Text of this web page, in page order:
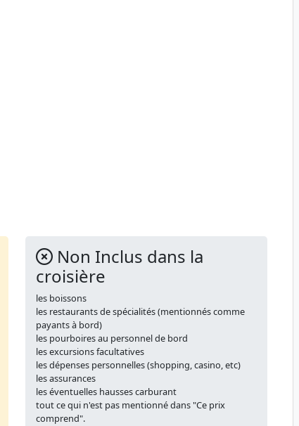
Non Inclus dans la
croisière
les boissons
les restaurants de spécialités (mentionnés comme
payants à bord)
les pourboires au personnel de bord
les excursions facultatives
les dépenses personnelles (shopping, casino, etc)
les assurances
les éventuelles hausses carburant
tout ce qui n'est pas mentionné dans "Ce prix
comprend".